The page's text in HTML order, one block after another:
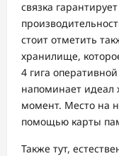
связка
стоит отметить
хранилище,
4 гига
напоминает идеал
момент. Место на
помощью карты
Также тут,